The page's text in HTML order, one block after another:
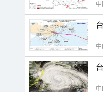
中
中
中